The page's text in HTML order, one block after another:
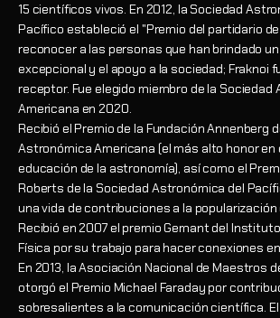
15 científicos vivos. En 2012, la Sociedad
Pacífico estableció el "Premio del partidario
reconocer a las personas que han brindado
excepcional y el apoyo a la sociedad; Fraknoi
receptor. Fue elegido miembro de la Sociedad
Americana en 2020.
Recibió el Premio de la Fundación Annenberg
Astronómica Americana (el más alto honor en
educación de la astronomía), así como el
Roberts de la Sociedad Astronómica del
una vida de contribuciones a la
Recibió en 2007 el premio Gemant del
Física por su trabajo para hacer conexiones
En 2013, la Asociación Nacional de Maestros
otorgó el Premio Michael Faraday por
sobresalientes a la comunicación científica.